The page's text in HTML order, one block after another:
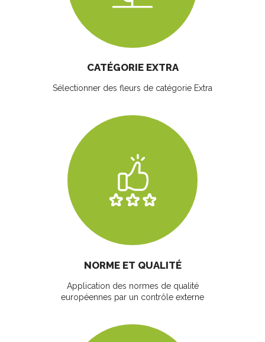
CATÉGORIE EXTRA
Sélectionner des fleurs de catégorie Extra
NORME ET QUALITÉ
Application des normes de qualité
européennes par un contrôle externe